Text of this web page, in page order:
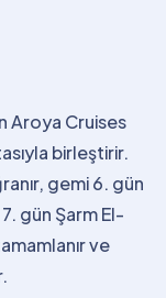
Aroya Cruises
birleştirir.
gemi 6. gün
gün Şarm El-
ve